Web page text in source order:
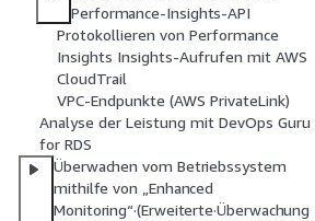
Performance-Insights-API
Protokollieren von Performance
Insights Insights-Aufrufen mit AWS
CloudTrail
VPC-Endpunkte (AWS PrivateLink)
Analyse der Leistung mit DevOps Guru
for RDS
Überwachen vom Betriebssystem
mithilfe von „Enhanced
Monitoring“·(Erweiterte·Überwachung